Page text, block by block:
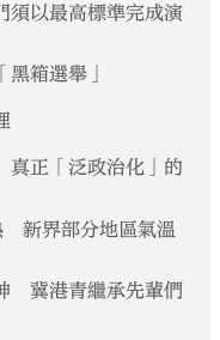
須以最高標準完成演
箱選舉」
正「泛政治化」的
新界部分地區氣溫
冀港青繼承先輩們